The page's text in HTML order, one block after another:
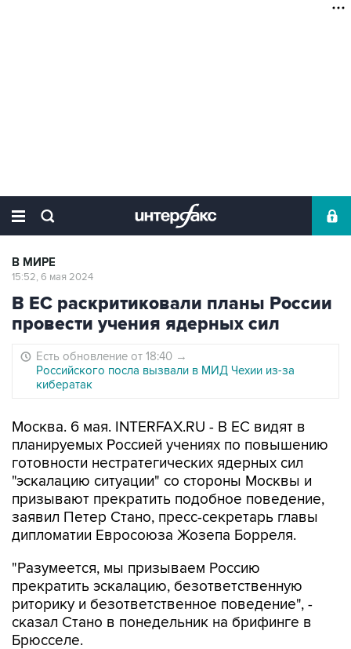
В МИРЕ
15:52, 6 мая 2024
В ЕС раскритиковали планы России
провести учения ядерных сил
Есть обновление от 18:40 →
Российского посла вызвали в МИД Чехии из-за
кибератак
Москва. 6 мая. INTERFAX.RU - В ЕС видят в
планируемых Россией учениях по повышению
готовности нестратегических ядерных сил
"эскалацию ситуации" со стороны Москвы и
призывают прекратить подобное поведение,
заявил Петер Стано, пресс-секретарь главы
дипломатии Евросоюза Жозепа Борреля.
"Разумеется, мы призываем Россию
прекратить эскалацию, безответственную
риторику и безответственное поведение", -
сказал Стано в понедельник на брифинге в
Брюсселе.